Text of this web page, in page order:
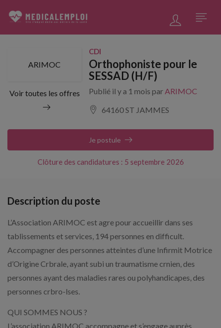
ARIMOC
Voir toutes les offres
CDI
Orthophoniste pour le
SESSAD (H/F)
Publié il y a 1 mois parARIMOC
64160 ST JAMMES
Clôture des candidatures : 5 septembre 2026
Je postule
Description du poste
L’Association ARIMOC est agre pour accueillir dans ses
tablissements et services, 194 personnes en difficult.
Accompagner des personnes atteintes d’une Infirmit Motrice
d’Origine Crbrale, ayant subi un traumatisme crnien, des
personnes ayant des maladies rares ou polyhandicapes, des
personnes crbro-lses.
QUI SOMMES NOUS ?
L’association ARIMOC accompagne et s’engage auprès